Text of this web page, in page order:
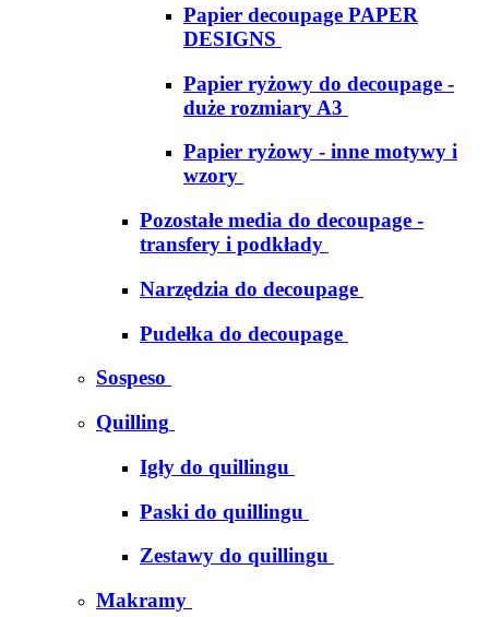
Papier decoupage PAPER
DESIGNS
Papier ryżowy do decoupage -
duże rozmiary A3
Papier ryżowy - inne motywy i
wzory
Pozostałe media do decoupage -
transfery i podkłady
Narzędzia do decoupage
Pudełka do decoupage
Sospeso
Quilling
Igły do quillingu
Paski do quillingu
Zestawy do quillingu
Makramy